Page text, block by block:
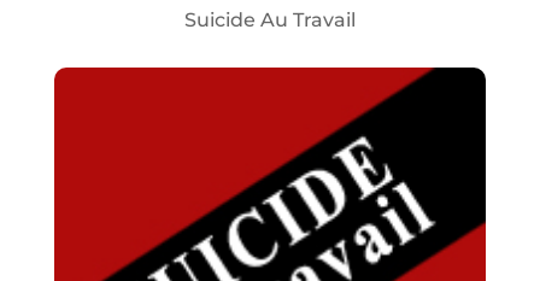
Suicide Au Travail